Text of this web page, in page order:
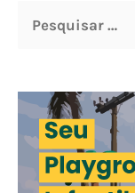
fazer
um
parque
infantil
q
u